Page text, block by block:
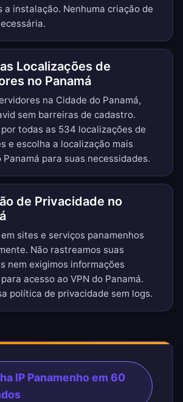
a instalação. Nenhuma criação de
Localizações de
no Panamá
na Cidade do Panamá,
sem barreiras de cadastro.
todas as 534 localizações de
e escolha a localização mais
Panamá para suas necessidades.
de Privacidade no
sites e serviços panamenhos
Não rastreamos suas
nem exigimos informações
acesso ao VPN do Panamá.
política de privacidade sem logs.
IP Panamenho em 60